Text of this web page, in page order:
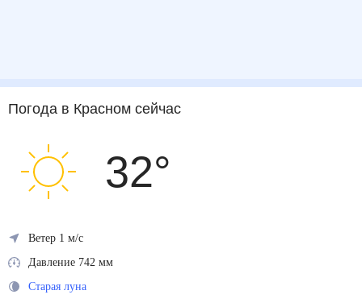
Погода в Красном сейчас
32°
Ветер 1 м/с
Давление 742 мм
Старая луна